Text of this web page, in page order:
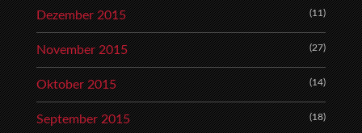
Dezember 2015 (11)
November 2015 (27)
Oktober 2015 (14)
September 2015 (18)